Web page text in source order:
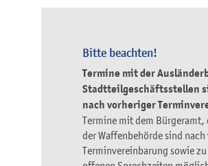
Bitte beachten!
Termine mit der
Stadtteilgeschäftsstellen
nach vorheriger
Termine mit dem Bürgeramt,
der Waffenbehörde sind
Terminvereinbarung sowie